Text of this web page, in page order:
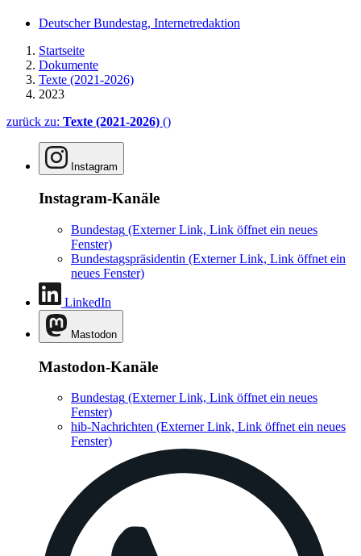
Deutscher Bundestag, Internetredaktion
Startseite
Dokumente
Texte (2021-2026)
2023
zurück zu: Texte (2021-2026) ()
Instagram
Instagram-Kanäle
Bundestag (Externer Link, Link öffnet ein neues
Fenster)
Bundestagspräsidentin (Externer Link, Link öffnet ein
neues Fenster)
LinkedIn
Mastodon
Mastodon-Kanäle
Bundestag (Externer Link, Link öffnet ein neues
Fenster)
hib-Nachrichten (Externer Link, Link öffnet ein neues
Fenster)